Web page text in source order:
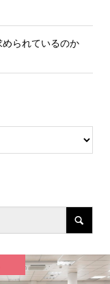
られているのか